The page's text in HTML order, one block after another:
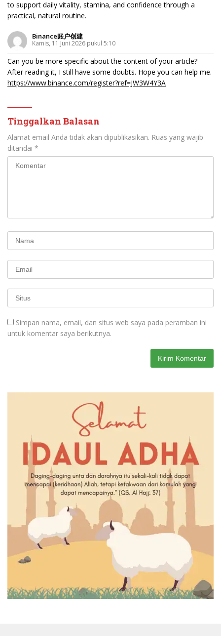
to support daily vitality, stamina, and confidence through a
practical, natural routine.
Binance账户创建
Kamis, 11 Juni 2026 pukul 5:10
Can you be more specific about the content of your article?
After reading it, I still have some doubts. Hope you can help me.
https://www.binance.com/register?ref=JW3W4Y3A
Tinggalkan Balasan
Alamat email Anda tidak akan dipublikasikan. Ruas yang wajib
ditandai *
Simpan nama, email, dan situs web saya pada peramban ini
untuk komentar saya berikutnya.